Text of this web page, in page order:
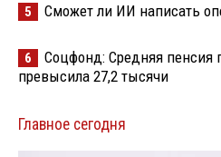
5 Сможет ли ИИ написать
6
Соцфонд: Средняя пенсия
превысила 27,2 тысячи
Главное сегодня